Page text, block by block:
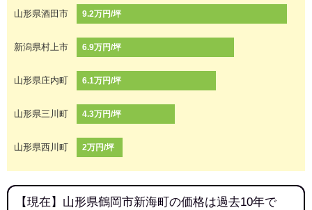
山形県酒田市 9.2万円/坪
新潟県村上市 6.9万円/坪
山形県庄内町 6.1万円/坪
山形県三川町 4.3万円/坪
山形県西川町 2万円/坪
【現在】山形県鶴岡市新海町の価格は過去10年で